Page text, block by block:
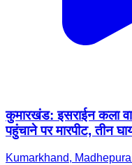
कुमारखंड: इसराईन कला
पहुंचाने पर मारपीट, तीन
Kumarkhand,